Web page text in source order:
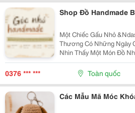
Shop Đồ Handmade
Một Chiếc Gấu Nhỏ
Thương Có Những Ngày Chẳng Cần Gì Nhiều, Chỉ Cần
Nhìn Thấy Một Món Đồ
Mình Cũng Đủ Thấy Vui Rồi Những Em Móc Khóa
Bông Được Làm Với
Thích...
0376 *** *** Toàn quốc
Các Mẫu Mã Móc